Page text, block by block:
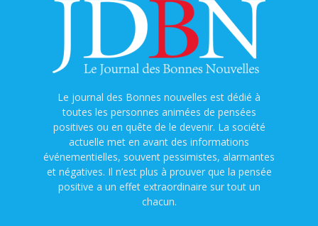
Le journal des Bonnes nouvelles est dédié à
toutes les personnes animées de pensées
positives ou en quête de le devenir. La société
actuelle met en avant des informations
événementielles, souvent pessimistes, alarmantes
et négatives. Il n’est plus à prouver que la pensée
positive a un effet extraordinaire sur tout un
chacun.